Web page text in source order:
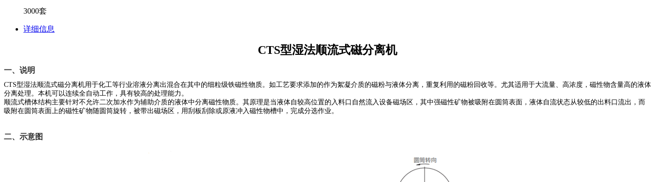
3000套
详细信息
CTS型湿法顺流式磁分离机
一、说明
CTS型湿法顺流式磁分离机用于化工等行业溶液分离出混合在其中的细粒级铁磁性物质。如工艺要求添加的作为絮凝介质的磁粉与液体分离，重复利用的磁粉回收等。尤其适用于大流量、高浓度，磁性物含量高的液体
分离处理。本机可以连续全自动工作，具有较高的处理能力。
顺流式槽体结构主要针对不允许二次加水作为辅助介质的液体中分离磁性物质。其原理是当液体自较高位置的入料口自然流入设备磁场区，其中强磁性矿物被吸附在圆筒表面，液体自流状态从较低的出料口流出，而
吸附在圆筒表面上的磁性矿物随圆筒旋转，被带出磁场区，用刮板刮除或原液冲入磁性物槽中，完成分选作业。
二、示意图